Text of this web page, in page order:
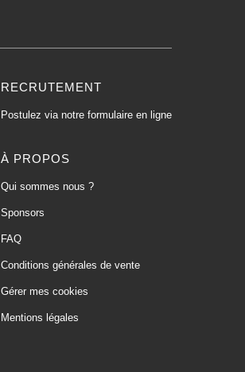
RECRUTEMENT
Postulez via notre formulaire en ligne
À PROPOS
Qui sommes nous ?
Sponsors
FAQ
Conditions générales de vente
Gérer mes cookies
Mentions légales